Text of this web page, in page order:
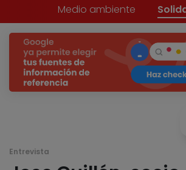
Medio ambiente
Entrevista